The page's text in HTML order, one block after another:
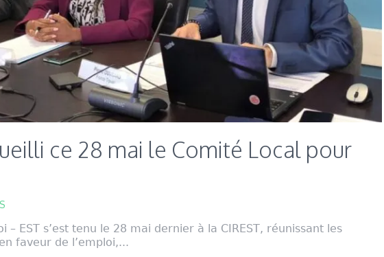
ce 28 mai le Comité Local pour
– EST s’est tenu le 28 mai dernier à la CIREST, réunissant les
faveur de l’emploi,...